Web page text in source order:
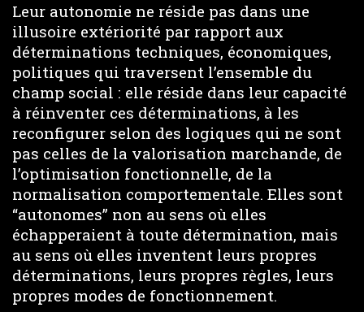
Leur autonomie ne réside pas dans une
illusoire extériorité par rapport aux
déterminations techniques, économiques,
politiques qui traversent l’ensemble du
champ social : elle réside dans leur capacité
à réinventer ces déterminations, à les
reconfigurer selon des logiques qui ne sont
pas celles de la valorisation marchande, de
l’optimisation fonctionnelle, de la
normalisation comportementale. Elles sont
“autonomes” non au sens où elles
échapperaient à toute détermination, mais
au sens où elles inventent leurs propres
déterminations, leurs propres règles, leurs
propres modes de fonctionnement.